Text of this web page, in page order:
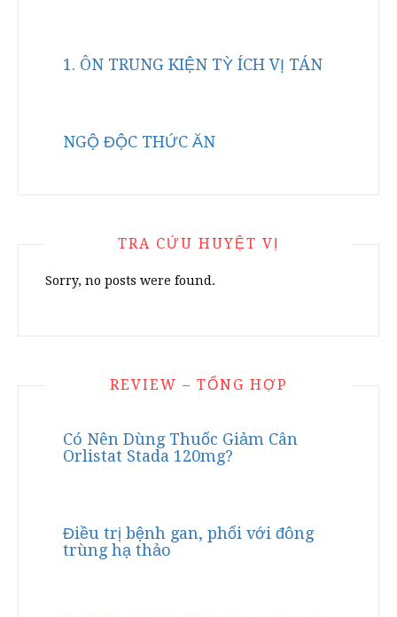
1. ÔN TRUNG KIỆN TỲ ÍCH VỊ TÁN
NGỘ ĐỘC THỨC ĂN
TRA CỨU HUYỆT VỊ
Sorry, no posts were found.
REVIEW – TỔNG HỢP
Có Nên Dùng Thuốc Giảm Cân
Orlistat Stada 120mg?
Điều trị bệnh gan, phổi với đông
trùng hạ thảo